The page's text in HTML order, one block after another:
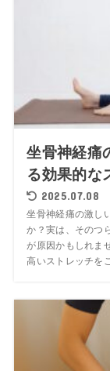
坐骨神経痛
る効果的な
2025.07.08
坐骨神経痛の激し
か？実は、そのつ
が原因かもしれま
高いストレッチを